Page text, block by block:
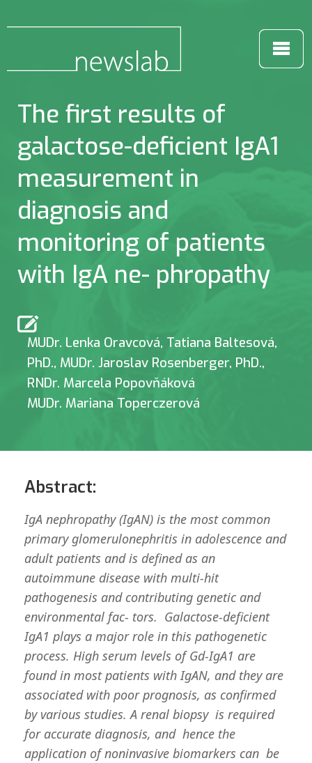
The first results of
galactose-deficient IgA1
measurement in
diagnosis and
monitoring of patients
with IgA ne- phropathy
MUDr. Lenka Oravcová, Tatiana Baltesová,
PhD., MUDr. Jaroslav Rosenberger, PhD.,
RNDr. Marcela Popovňáková
MUDr. Mariana Toperczerová
Abstract:
IgA nephropathy (IgAN) is the most common
primary glomerulonephritis in adolescence and
adult patients and is defined as an
autoimmune disease with multi-hit
pathogenesis and contributing genetic and
environmental fac- tors. Galactose-deficient
IgA1 plays a major role in this pathogenetic
process. High serum levels of Gd-IgA1 are
found in most patients with IgAN, and they are
associated with poor prognosis, as confirmed
by various studies. A renal biopsy is required
for accurate diagnosis, and hence the
application of noninvasive biomarkers can be